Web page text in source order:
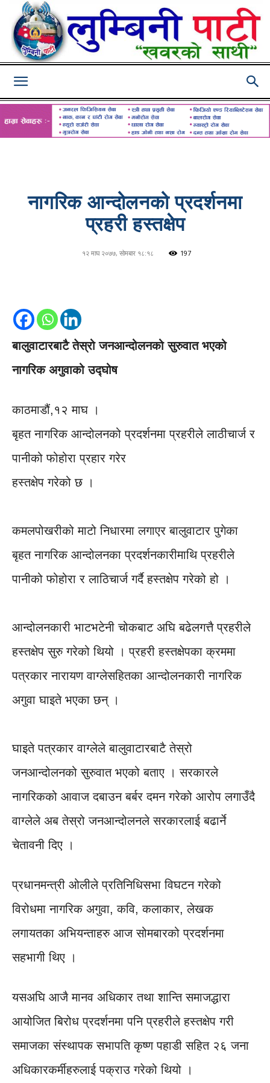
नागरिक आन्दोलनको प्रदर्शनमा
प्रहरी हस्तक्षेप
१२ माघ २०७७, सोमबार १८:१८ 197
बालुवाटारबाटै तेस्रो जनआन्दोलनको सुरुवात भएको
नागरिक अगुवाको उद्घोष
काठमाडौं,१२ माघ ।
बृहत नागरिक आन्दोलनको प्रदर्शनमा प्रहरीले लाठीचार्ज र
पानीको फोहोरा प्रहार गरेर
हस्तक्षेप गरेको छ ।
कमलपोखरीको माटो निधारमा लगाएर बालुवाटार पुगेका
बृहत नागरिक आन्दोलनका प्रदर्शनकारीमाथि प्रहरीले
पानीको फोहोरा र लाठिचार्ज गर्दै हस्तक्षेप गरेको हो ।
आन्दोलनकारी भाटभटेनी चोकबाट अघि बढेलगत्तै प्रहरीले
हस्तक्षेप सुरु गरेको थियो । प्रहरी हस्तक्षेपका क्रममा
पत्रकार नारायण वाग्लेसहितका आन्दोलनकारी नागरिक
अगुवा घाइते भएका छन् ।
घाइते पत्रकार वाग्लेले बालुवाटारबाटै तेस्रो
जनआन्दोलनको सुरुवात भएको बताए । सरकारले
नागरिकको आवाज दबाउन बर्बर दमन गरेको आरोप लगाउँदै
वाग्लेले अब तेस्रो जनआन्दोलनले सरकारलाई बढार्ने
चेतावनी दिए ।
प्रधानमन्त्री ओलीले प्रतिनिधिसभा विघटन गरेको
विरोधमा नागरिक अगुवा, कवि, कलाकार, लेखक
लगायतका अभियन्ताहरु आज सोमबारको प्रदर्शनमा
सहभागी थिए ।
यसअघि आजै मानव अधिकार तथा शान्ति समाजद्धारा
आयोजित बिरोध प्रदर्शनमा पनि प्रहरीले हस्तक्षेप गरी
समाजका संस्थापक सभापति कृष्ण पहाडी सहित २६ जना
अधिकारकर्मीहरुलाई पक्राउ गरेको थियो ।